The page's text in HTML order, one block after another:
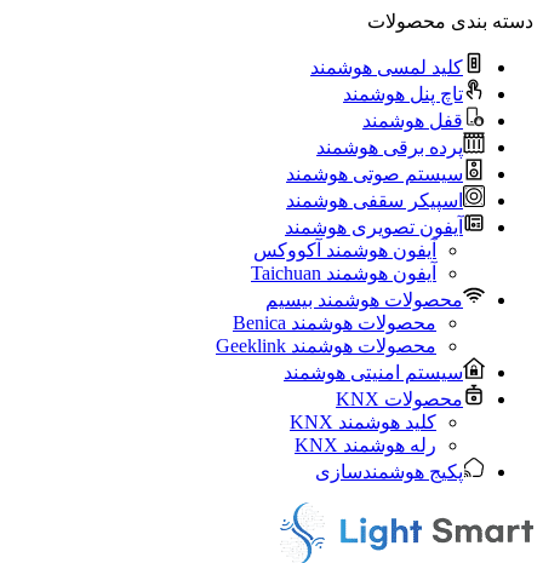
دسته بندی محصولات
کلید لمسی هوشمند
تاچ پنل هوشمند
قفل هوشمند
پرده برقی هوشمند
سیستم صوتی هوشمند
اسپیکر سقفی هوشمند
آیفون تصویری هوشمند
آيفون هوشمند آکووکس
آیفون هوشمند Taichuan
محصولات هوشمند بیسیم
محصولات هوشمند Benica
محصولات هوشمند Geeklink
سیستم امنیتی هوشمند
محصولات KNX
کلید هوشمند KNX
رله هوشمند KNX
پکیج هوشمندسازی